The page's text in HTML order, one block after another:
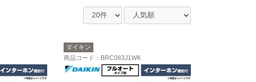
ダイキン
商品コード ：BRC083J1WK